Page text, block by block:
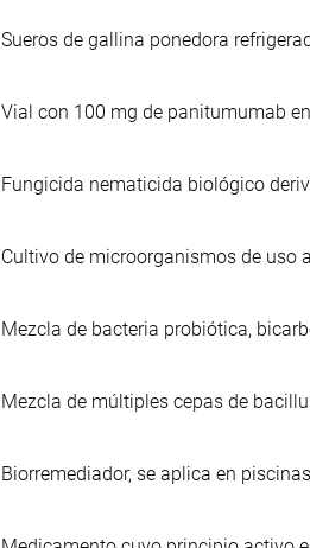
Sueros de gallina ponedora
Vial con 100 mg de panitumumab
Fungicida nematicida biológico
Cultivo de microorganismos de uso
Mezcla de bacteria probiótica,
Mezcla de múltiples cepas de
Biorremediador, se aplica en